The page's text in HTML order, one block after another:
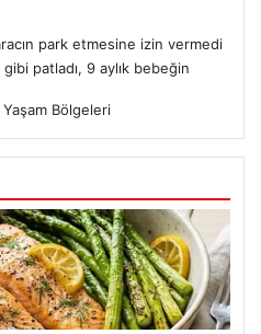
park etmesine izin vermedi
patladı, 9 aylık bebeğin
Bölgeleri